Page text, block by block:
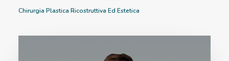
Chirurgia Plastica Ricostruttiva Ed Estetica